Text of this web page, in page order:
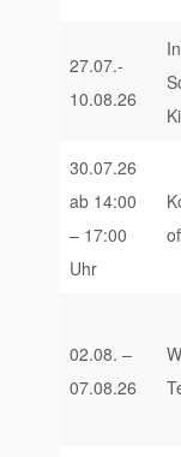
27.07.-
10.08.26
30.07.26
ab 14:00
– 17:00
Uhr
02.08. –
07.08.26